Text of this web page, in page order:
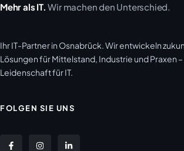
Mehr als IT. Wir machen den Unterschied.
Ihr IT-Partner in Osnabrück. Wir entwickeln
Lösungen für Mittelstand, Industrie und Praxen –
Leidenschaft für IT.
FOLGEN SIE UNS